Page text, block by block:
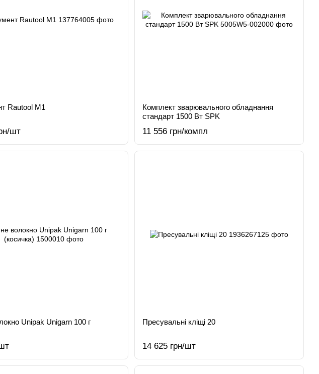
Rautool M1
шт
Комплект зварювального обладнання
стандарт 1500 Вт SPK
11 556 грн/компл
Unipak Unigarn 100 г
Пресувальні кліщі 20
14 625 грн/шт